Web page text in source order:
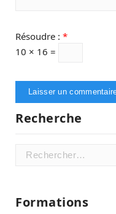
Résoudre : *
10 × 16 =
Recherche
Rechercher :
Formations